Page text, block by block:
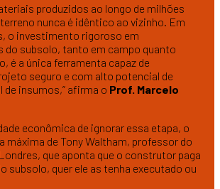
produzidos ao longo de milhões
nunca é idêntico ao vizinho. Em
o investimento rigoroso em
do subsolo, tanto em campo quanto
é a única ferramenta capaz de
seguro e com alto potencial de
de insumos,” afirma o Prof. Marcelo
econômica de ignorar essa etapa, o
máxima de Tony Waltham, professor do
que aponta que o construtor paga
subsolo, quer ele as tenha executado ou